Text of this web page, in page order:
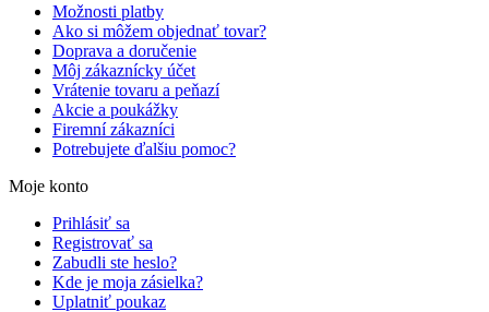
Možnosti platby
Ako si môžem objednať tovar?
Doprava a doručenie
Môj zákaznícky účet
Vrátenie tovaru a peňazí
Akcie a poukážky
Firemní zákazníci
Potrebujete ďalšiu pomoc?
Moje konto
Prihlásiť sa
Registrovať sa
Zabudli ste heslo?
Kde je moja zásielka?
Uplatniť poukaz